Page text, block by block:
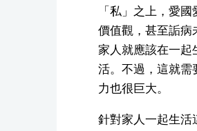
「私」之上，愛
價值觀，甚至詬病
家人就應該在一起
活。不過，這就需
力也很巨大。
針對家人一起生活